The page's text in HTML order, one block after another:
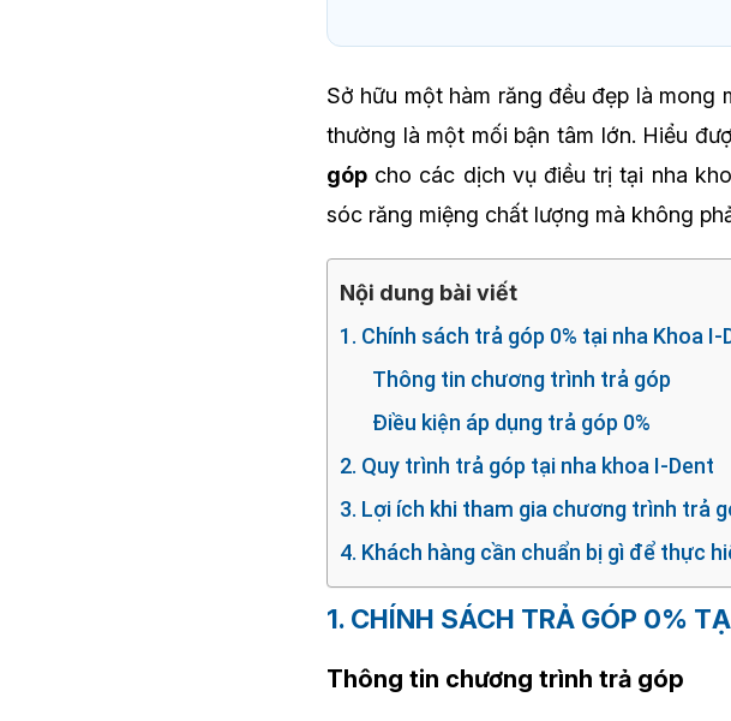
Sở hữu một hàm răng đều đẹp là mong
thường là một mối bận tâm lớn. Hiểu
góp cho các dịch vụ điều trị tại nha
sóc răng miệng chất lượng mà không
Nội dung bài viết
1. Chính sách trả góp 0% tại nha Khoa I-
Thông tin chương trình trả góp
Điều kiện áp dụng trả góp 0%
2. Quy trình trả góp tại nha khoa I-Dent
3. Lợi ích khi tham gia chương trình trả
4. Khách hàng cần chuẩn bị gì để thực
1. CHÍNH SÁCH TRẢ GÓP 0%
Thông tin chương trình trả góp